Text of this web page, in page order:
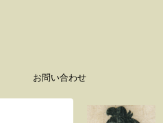
お問い合わせ